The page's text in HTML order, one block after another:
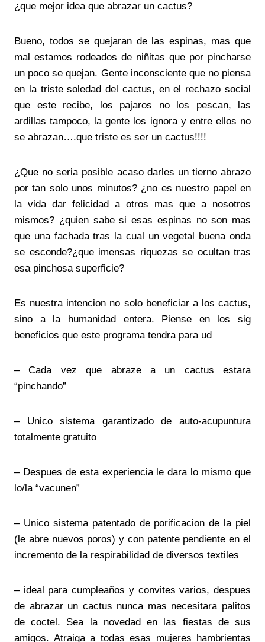
¿que mejor idea que abrazar un cactus?
Bueno, todos se quejaran de las espinas, mas que
mal estamos rodeados de niñitas que por pincharse
un poco se quejan. Gente inconsciente que no piensa
en la triste soledad del cactus, en el rechazo social
que este recibe, los pajaros no los pescan, las
ardillas tampoco, la gente los ignora y entre ellos no
se abrazan….que triste es ser un cactus!!!!
¿Que no seria posible acaso darles un tierno abrazo
por tan solo unos minutos? ¿no es nuestro papel en
la vida dar felicidad a otros mas que a nosotros
mismos? ¿quien sabe si esas espinas no son mas
que una fachada tras la cual un vegetal buena onda
se esconde?¿que imensas riquezas se ocultan tras
esa pinchosa superficie?
Es nuestra intencion no solo beneficiar a los cactus,
sino a la humanidad entera. Piense en los sig
beneficios que este programa tendra para ud
– Cada vez que abraze a un cactus estara
“pinchando”
– Unico sistema garantizado de auto-acupuntura
totalmente gratuito
– Despues de esta experiencia le dara lo mismo que
lo/la “vacunen”
– Unico sistema patentado de porificacion de la piel
(le abre nuevos poros) y con patente pendiente en el
incremento de la respirabilidad de diversos textiles
– ideal para cumpleaños y convites varios, despues
de abrazar un cactus nunca mas necesitara palitos
de coctel. Sea la novedad en las fiestas de sus
amigos. Atraiga a todas esas mujeres hambrientas